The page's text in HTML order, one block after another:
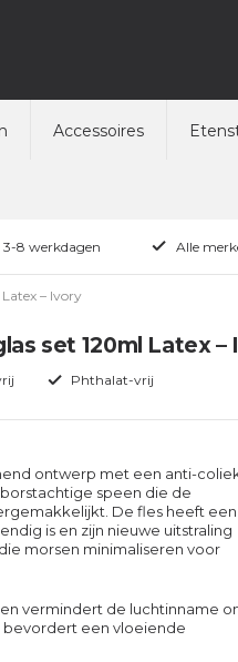
Accessoires
3-8 werkdagen Alle
– Ivory
set 120ml Latex –
Phthalat-vrij
ontwerp met een anti-
speen die de
De fles heeft een
is en zijn nieuwe uitstraling
morsen minimaliseren voor
vermindert de luchtinname
bevordert een vloeiende